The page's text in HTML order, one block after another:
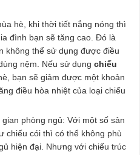
hè, khi thời tiết nắng nóng thì
đình bạn sẽ tăng cao. Đó là
không thể sử dụng được điều
nệm. Nếu sử dụngchiếu
bạn sẽ giảm được một khoản
điều hòa nhiệt của loại chiếu
phòng ngủ: Với một số sản
chiếu cói thì có thể không phù
hiện đại. Nhưng với chiếu trúc